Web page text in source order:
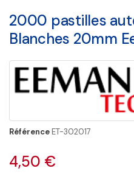
2000 pastilles
Blanches 20mm
RéférenceET-302017
4,50 €